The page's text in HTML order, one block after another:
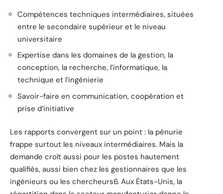
Compétences techniques intermédiaires, situées
entre le secondaire supérieur et le niveau
universitaire
Expertise dans les domaines de la gestion, la
conception, la recherche, l’informatique, la
technique et l’ingénierie
Savoir-faire en communication, coopération et
prise d’initiative
Les rapports convergent sur un point : la pénurie
frappe surtout les niveaux intermédiaires. Mais la
demande croît aussi pour les postes hautement
qualifiés, aussi bien chez les gestionnaires que les
ingénieurs ou les chercheurs6. Aux États-Unis, la